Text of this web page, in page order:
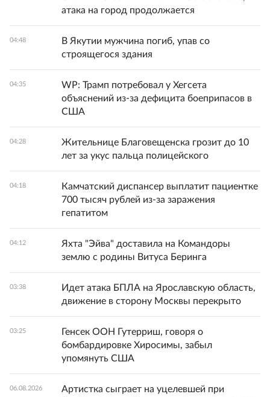
атака на город продолжается
04:48
В Якутии мужчина погиб, упав со
строящегося здания
04:35
WP: Трамп потребовал у Хегсета
объяснений из-за дефицита боеприпасов в
США
04:28
Жительнице Благовещенска грозит до 10
лет за укус пальца полицейского
04:18
Камчатский диспансер выплатит пациентке
700 тысяч рублей из-за заражения
гепатитом
04:12
Яхта "Эйва" доставила на Командоры
землю с родины Витуса Беринга
03:38
Идет атака БПЛА на Ярославскую область,
движение в сторону Москвы перекрыто
03:25
Генсек ООН Гутерриш, говоря о
бомбардировке Хиросимы, забыл
упомянуть США
06.08.2026
Артистка сыграет на уцелевшей при